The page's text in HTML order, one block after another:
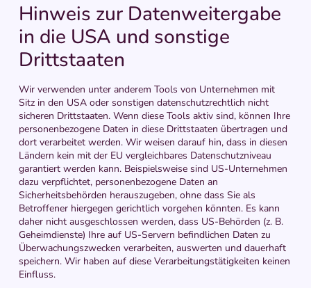
Hinweis zur Datenweitergabe
in die USA und sonstige
Drittstaaten
Wir verwenden unter anderem Tools von Unternehmen mit
Sitz in den USA oder sonstigen datenschutzrechtlich nicht
sicheren Drittstaaten. Wenn diese Tools aktiv sind, können Ihre
personenbezogene Daten in diese Drittstaaten übertragen und
dort verarbeitet werden. Wir weisen darauf hin, dass in diesen
Ländern kein mit der EU vergleichbares Datenschutzniveau
garantiert werden kann. Beispielsweise sind US-Unternehmen
dazu verpflichtet, personenbezogene Daten an
Sicherheitsbehörden herauszugeben, ohne dass Sie als
Betroffener hiergegen gerichtlich vorgehen könnten. Es kann
daher nicht ausgeschlossen werden, dass US-Behörden (z. B.
Geheimdienste) Ihre auf US-Servern befindlichen Daten zu
Überwachungszwecken verarbeiten, auswerten und dauerhaft
speichern. Wir haben auf diese Verarbeitungstätigkeiten keinen
Einfluss.